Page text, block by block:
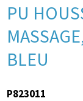
PU
BLEU
P823011